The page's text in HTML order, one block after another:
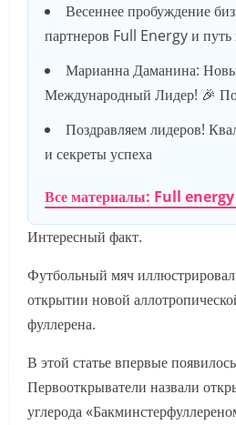
Весеннее пробуждение
партнеров Full Energy и путь
Марианна Даманина:
Международный Лидер! 🎉
Поздравляем лидеров!
и секреты успеха
Все материалы: Full
Интересный факт.
Футбольный мяч
открытии новой
фуллерена.
В этой статье впервые
Первооткрыватели назвали
углерода